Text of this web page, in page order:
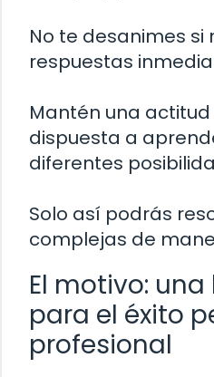
No te desanimes si
respuestas
Mantén una
dispuesta a
diferentes
Solo así podrás
complejas de
El motivo:
para el éxito
profesional